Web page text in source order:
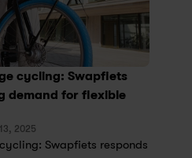
cycling: Swapfiets
demand for flexible
2025
Swapfiets responds